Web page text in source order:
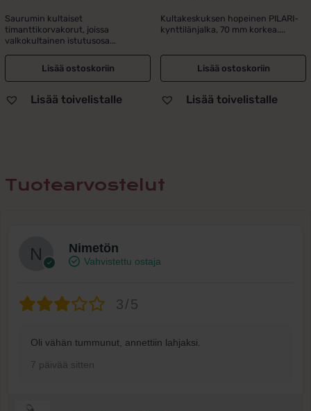
hinta
oli:
495,00 €.
hinta
on:
395,00 €.
Saurumin kultaiset
timanttikorvakorut, joissa
valkokultainen istutusosa...
Lisää ostoskoriin
Lisää toivelistalle
hinta
oli:
537,00 €.
hinta
on:
439,00 €.
Kultakeskuksen hopeinen PILARI-
kynttilänjalka, 70 mm korkea....
Lisää ostoskoriin
Lisää toivelistalle
Tuotearvostelut
Nimetön
Vahvistettu ostaja
3/5
Oli vähän tummunut, annettiin lahjaksi.
7 päivää sitten